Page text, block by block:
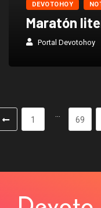
DEVOTOHOY
Maratón
Portal Devotohoy
1 69